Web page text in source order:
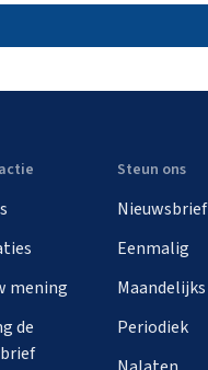
mening
de
Steun ons
Nieuwsbrief
Eenmalig
Maandelijks
Periodiek